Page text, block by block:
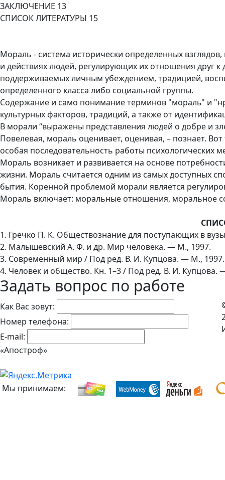
ЗАКЛЮЧЕНИЕ 13
СПИСОК ЛИТЕРАТУРЫ 15
Мораль - система исторически определенных
и действиях людей, регулирующих их отношения друг к
поддерживаемых личным убеждением, традицией,
определенного класса либо социальной группы.
Содержание и само понимание терминов "мораль" и
культурных факторов, традиций, а также от
В морали “выражены представления людей о добре и
Повелевая, мораль оценивает, оценивая, – познает.
особая последовательность работы
Мораль возникает и развивается на основе
жизни. Мораль считается одним из самых доступных
бытия. Коренной проблемой морали является
Мораль включает: моральные отношения, моральное
1. Гречко П. К. Обществознание для поступающих в
2. Малышевский А. Ф. и др. Мир человека. — М., 1997.
3. Современный мир / Под ред. В. И. Купцова. — М., 1997.
4. Человек и общество. Кн. 1–3 / Под ред. В. И. Купцова.
Задать вопрос по работе
Как Вас зовут:
Номер телефона:
E-mail:
«Апостроф»
Мы принимаем: